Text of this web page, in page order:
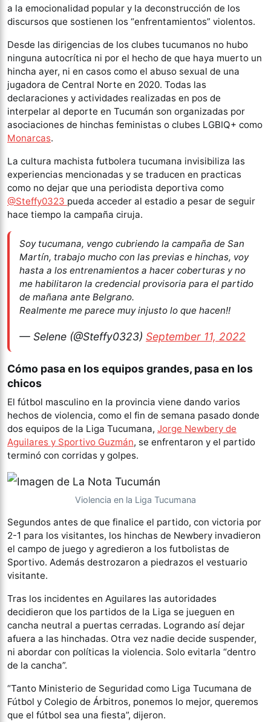
a la emocionalidad popular y la deconstrucción de los
discursos que sostienen los “enfrentamientos” violentos.
Desde las dirigencias de los clubes tucumanos no hubo
ninguna autocrítica ni por el hecho de que haya muerto un
hincha ayer, ni en casos como el abuso sexual de una
jugadora de Central Norte en 2020. Todas las
declaraciones y actividades realizadas en pos de
interpelar al deporte en Tucumán son organizadas por
asociaciones de hinchas feministas o clubes LGBIQ+ como
Monarcas.
La cultura machista futbolera tucumana invisibiliza las
experiencias mencionadas y se traducen en practicas
como no dejar que una periodista deportiva como
@Steffy0323 pueda acceder al estadio a pesar de seguir
hace tiempo la campaña ciruja.
Soy tucumana, vengo cubriendo la campaña de San
Martín, trabajo mucho con las previas e hinchas, voy
hasta a los entrenamientos a hacer coberturas y no
me habilitaron la credencial provisoria para el partido
de mañana ante Belgrano.
Realmente me parece muy injusto lo que hacen!!
— Selene (@Steffy0323) September 11, 2022
Cómo pasa en los equipos grandes, pasa en los
chicos
El fútbol masculino en la provincia viene dando varios
hechos de violencia, como el fin de semana pasado donde
dos equipos de la Liga Tucumana, Jorge Newbery de
Aguilares y Sportivo Guzmán, se enfrentaron y el partido
terminó con corridas y golpes.
Violencia en la Liga Tucumana
Segundos antes de que finalice el partido, con victoria por
2-1 para los visitantes, los hinchas de Newbery invadieron
el campo de juego y agredieron a los futbolistas de
Sportivo. Además destrozaron a piedrazos el vestuario
visitante.
Tras los incidentes en Aguilares las autoridades
decidieron que los partidos de la Liga se jueguen en
cancha neutral a puertas cerradas. Logrando así dejar
afuera a las hinchadas. Otra vez nadie decide suspender,
ni abordar con políticas la violencia. Solo evitarla “dentro
de la cancha”.
“Tanto Ministerio de Seguridad como Liga Tucumana de
Fútbol y Colegio de Árbitros, ponemos lo mejor, queremos
que el fútbol sea una fiesta”, dijeron.